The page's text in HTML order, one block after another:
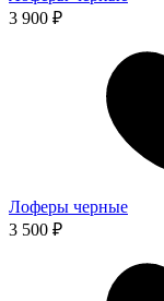
3 900 ₽
Лоферы черные
3 500 ₽